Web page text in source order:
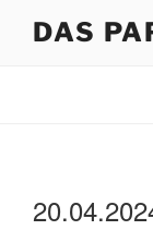
InhaltDAS